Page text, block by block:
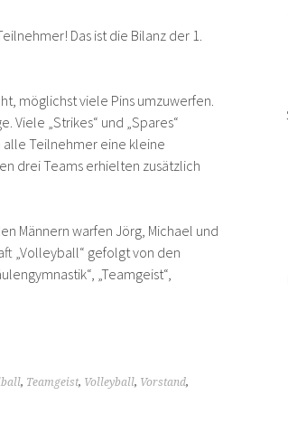
Das ist die Bilanz der 1.
möglichst viele Pins umzuwerfen.
Viele „Strikes“ und „Spares“
Teilnehmer eine kleine
drei Teams erhielten zusätzlich
Männern warfen Jörg, Michael und
„Volleyball“ gefolgt von den
„Teamgeist“,
, Teamgeist, Volleyball, Vorstand,